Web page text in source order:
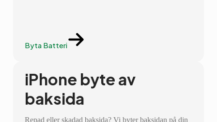
Byta Batteri
iPhone byte av
baksida
Repad eller skadad baksida? Vi byter baksidan på din